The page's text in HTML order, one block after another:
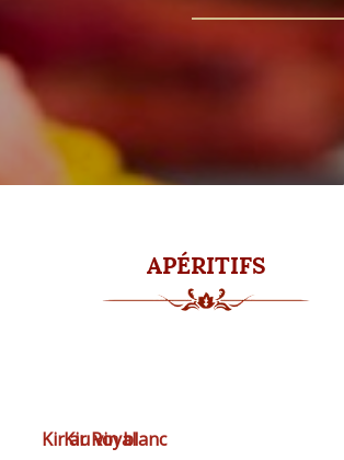
APÉRITIFS
Kir Royal
Kir au vin blanc